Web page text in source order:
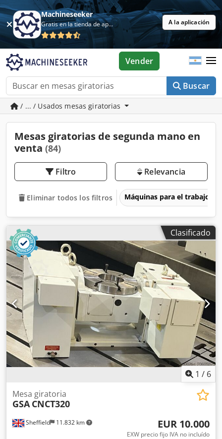
Machineseeker
Gratis en la tienda de aplicaciones A la aplicación
Buscar
Vender
/ ... / Usados mesas giratorias
Mesas giratorias de segunda mano en
venta (84)
Filtro Relevancia
Eliminar todos los filtros Máquinas para el trabajo
Clasificado
1 / 6
Sheffield 11.832 km
Mesa giratoria
GSA CNCT320
EUR 10.000
EXW precio fijo IVA no incluído